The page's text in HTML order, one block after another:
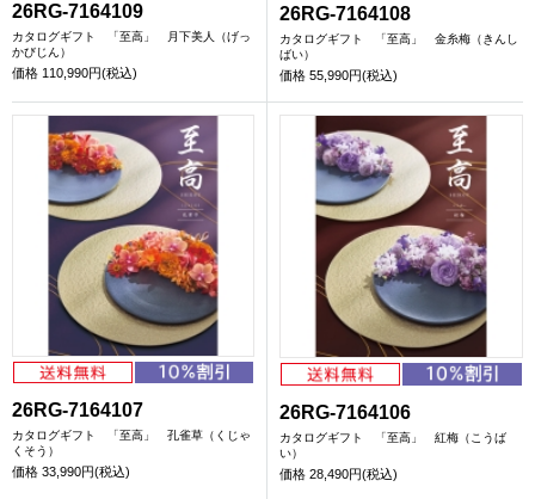
26RG-7164109
カタログギフト 「至高」 月下美人（げっ
かびじん）
価格 110,990円(税込)
26RG-7164108
カタログギフト 「至高」 金糸梅（きんし
ばい）
価格 55,990円(税込)
26RG-7164107
カタログギフト 「至高」 孔雀草（くじゃ
くそう）
価格 33,990円(税込)
26RG-7164106
カタログギフト 「至高」 紅梅（こうば
い）
価格 28,490円(税込)